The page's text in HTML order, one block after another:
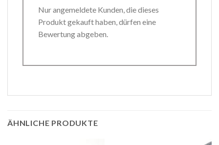
Nur angemeldete Kunden, die dieses
Produkt gekauft haben, dürfen eine
Bewertung abgeben.
ÄHNLICHE PRODUKTE